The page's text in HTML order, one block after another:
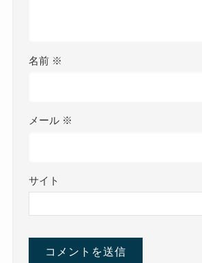
名前 ※
メール ※
サイト